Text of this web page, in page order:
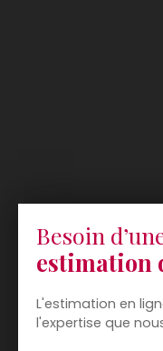
Besoin
estimation
L'estimation en
l'expertise que